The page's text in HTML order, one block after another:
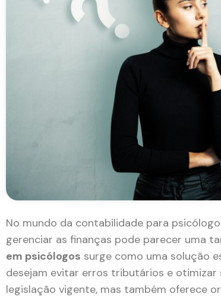
No mundo da contabilidade para
gerenciar as finanças pode parecer uma
em psicólogos surge como uma solução
desejam evitar erros tributários e otimizar
legislação vigente, mas também oferece